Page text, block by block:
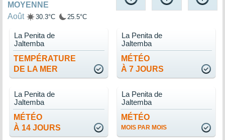
MOYENNE
Août
30.3°C 25.5°C
TEMPÉRATURE
DE LA MER
La Penita de
Jaltemba
MÉTÉO
À 7 JOURS
La Penita de
Jaltemba
MÉTÉO
À 14 JOURS
La Penita de
Jaltemba
MÉTÉO
MOIS PAR MOIS
La Penita de
Jaltemba